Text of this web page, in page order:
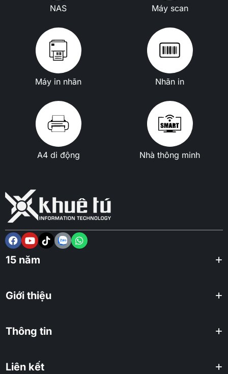
NAS Máy scan
Máy in nhãn Nhãn in
A4 di động Nhà thông minh
15 năm
Giới thiệu
Thông tin
Liên kết